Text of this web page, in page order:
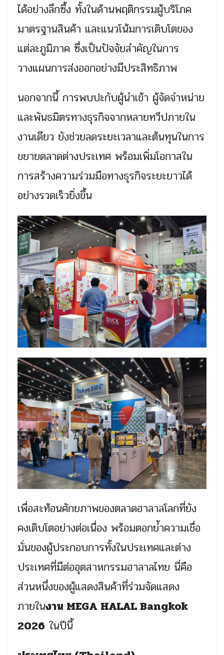
ได้อย่างลึกซึ้ง ทั้งในด้านพฤติกรรมผู้บริโภค
มาตรฐานสินค้า และแนวโน้มการเติบโตของ
แต่ละภูมิภาค ซึ่งเป็นปัจจัยสำคัญในการ
วางแผนการส่งออกอย่างมีประสิทธิภาพ
นอกจากนี้ การพบปะกับผู้นำเข้า ผู้จัดจำหน่าย
และพันธมิตรทางธุรกิจจากหลายทวีปภายใน
งานเดียว ยังช่วยลดระยะเวลาและต้นทุนในการ
ขยายตลาดต่างประเทศ พร้อมเพิ่มโอกาสใน
การสร้างความร่วมมือทางธุรกิจระยะยาวได้
อย่างรวดเร็วยิ่งขึ้น
เพื่อสะท้อนศักยภาพของตลาดฮาลาลโลกที่ยัง
คงเติบโตอย่างต่อเนื่อง พร้อมตอกย้ำความเชื่อ
มั่นของผู้ประกอบการทั้งในประเทศและต่าง
ประเทศที่มีต่ออุตสาหกรรมฮาลาลไทย นี่คือ
ส่วนหนึ่งของผู้แสดงสินค้าที่ร่วมจัดแสดง
ภายในงาน MEGA HALAL Bangkok
2026 ในปีนี้